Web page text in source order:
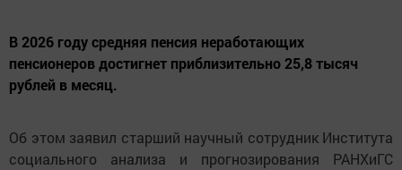
В 2026 году средняя пенсия неработающих
пенсионеров достигнет приблизительно 25,8 тысяч
рублей в месяц.
Об этом заявил старший научный сотрудник Института
социального анализа и прогнозирования РАНХиГС